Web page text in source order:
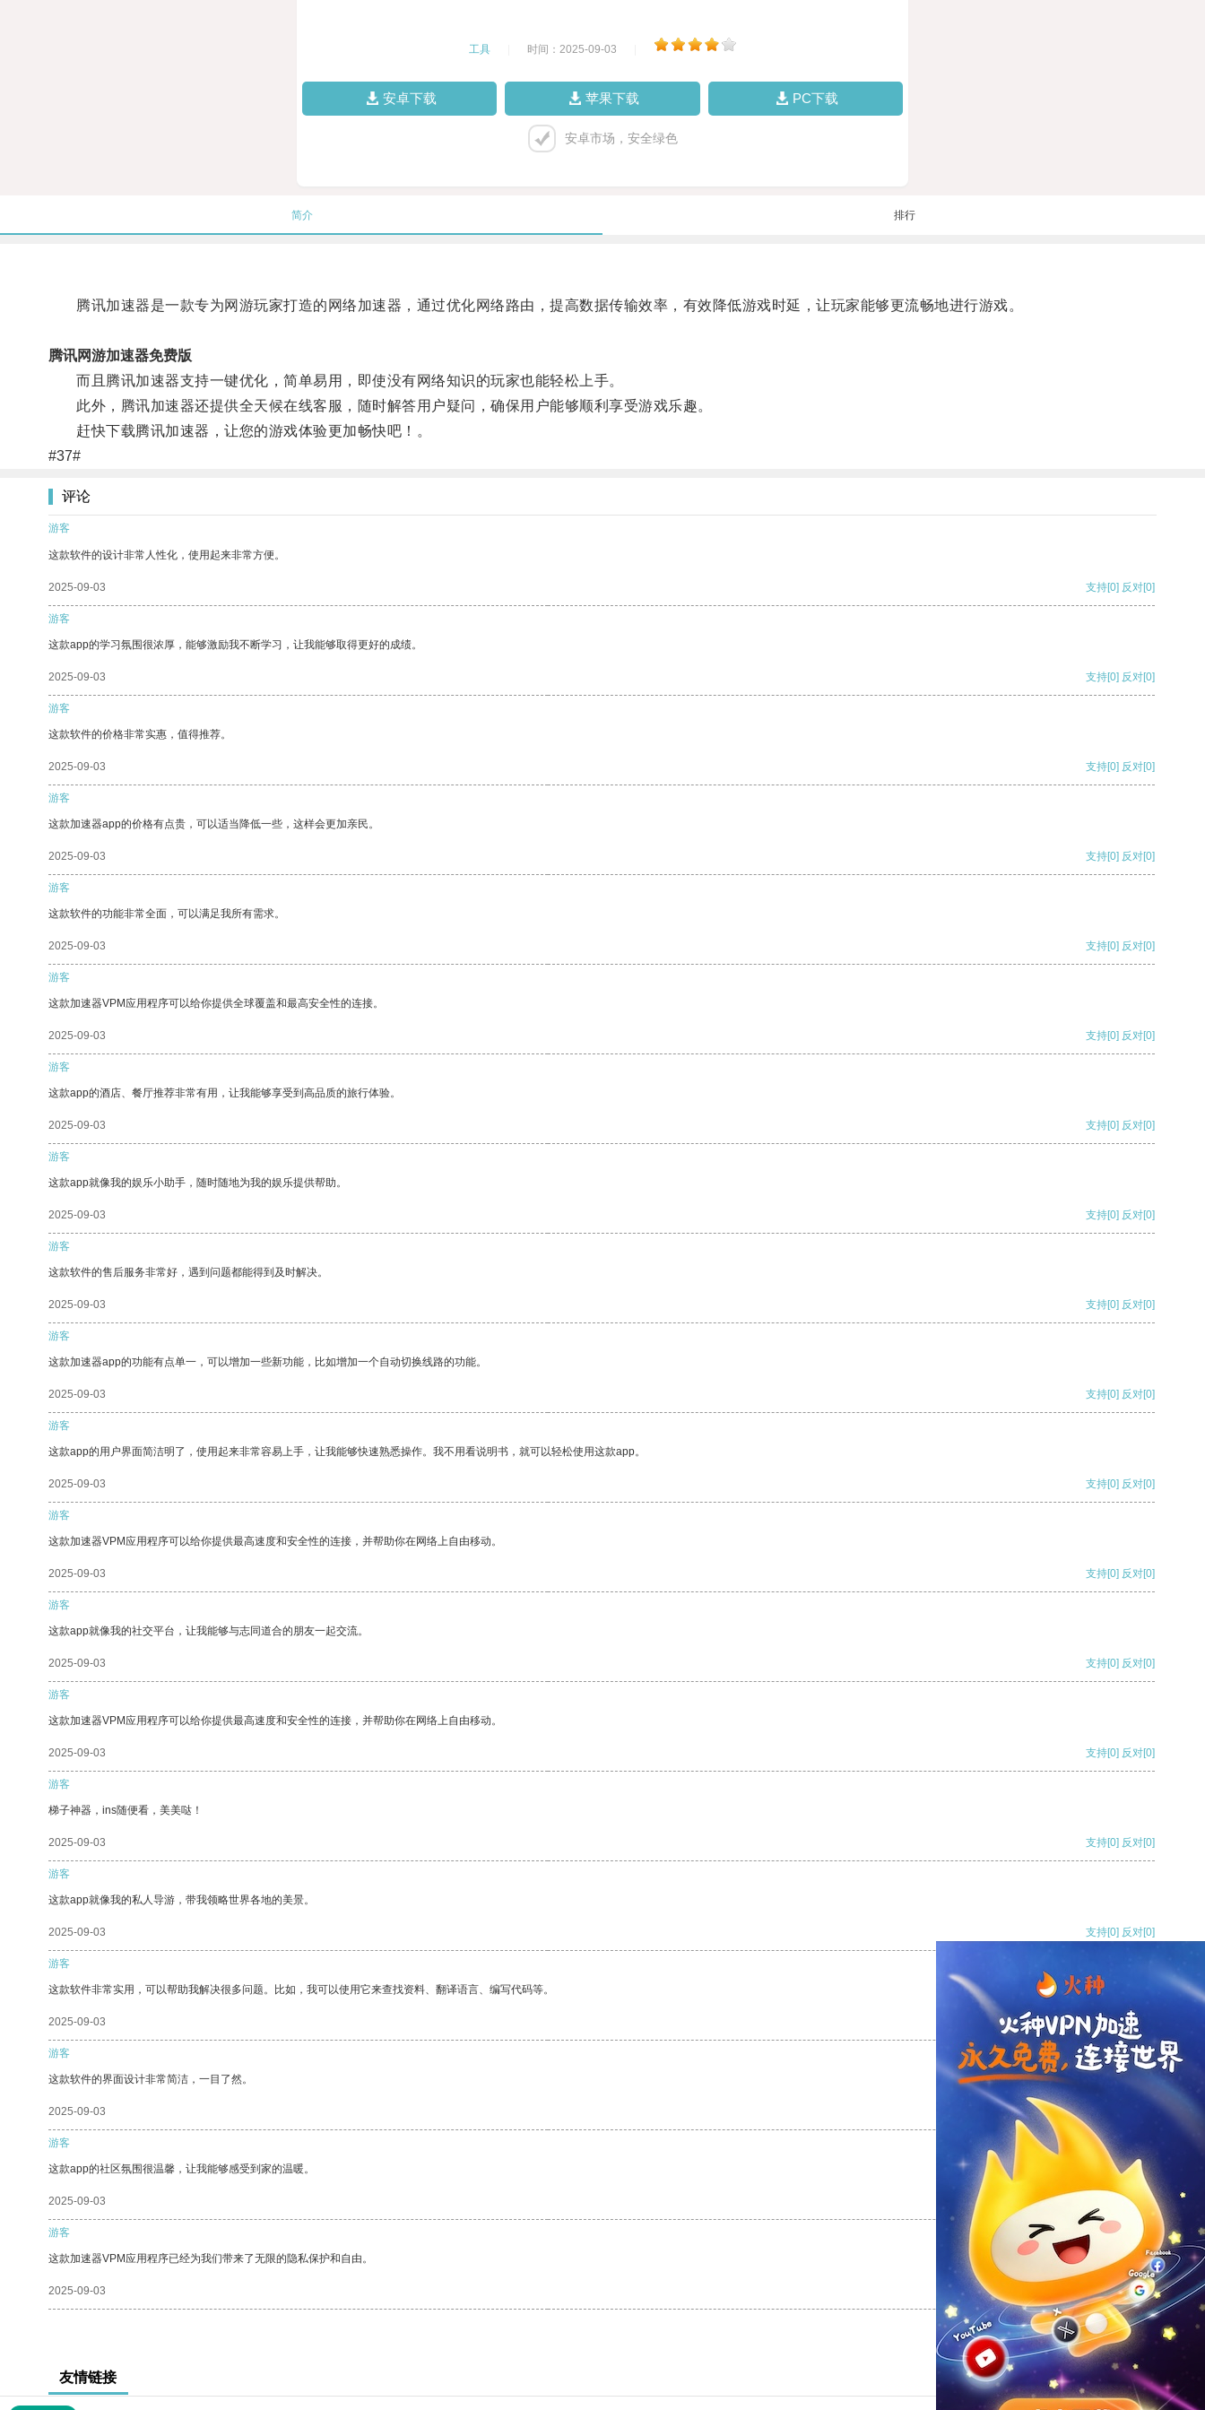
工具 时间：2025-09-03
安卓下载 苹果下载 PC下载
安卓市场，安全绿色
简介 排行
腾讯加速器是一款专为网游玩家打造的网络加速器，通过优化网络路由，提高数据传输效率，有效降低游戏时延，让玩家能够更流畅地进行游戏。
腾讯网游加速器免费版
而且腾讯加速器支持一键优化，简单易用，即使没有网络知识的玩家也能轻松上手。
此外，腾讯加速器还提供全天候在线客服，随时解答用户疑问，确保用户能够顺利享受游戏乐趣。
赶快下载腾讯加速器，让您的游戏体验更加畅快吧！。
#37#
评论
游客
这款软件的设计非常人性化，使用起来非常方便。
2025-09-03 支持[0] 反对[0]
游客
这款app的学习氛围很浓厚，能够激励我不断学习，让我能够取得更好的成绩。
2025-09-03 支持[0] 反对[0]
游客
这款软件的价格非常实惠，值得推荐。
2025-09-03 支持[0] 反对[0]
游客
这款加速器app的价格有点贵，可以适当降低一些，这样会更加亲民。
2025-09-03 支持[0] 反对[0]
游客
这款软件的功能非常全面，可以满足我所有需求。
2025-09-03 支持[0] 反对[0]
游客
这款加速器VPM应用程序可以给你提供全球覆盖和最高安全性的连接。
2025-09-03 支持[0] 反对[0]
游客
这款app的酒店、餐厅推荐非常有用，让我能够享受到高品质的旅行体验。
2025-09-03 支持[0] 反对[0]
游客
这款app就像我的娱乐小助手，随时随地为我的娱乐提供帮助。
2025-09-03 支持[0] 反对[0]
游客
这款软件的售后服务非常好，遇到问题都能得到及时解决。
2025-09-03 支持[0] 反对[0]
游客
这款加速器app的功能有点单一，可以增加一些新功能，比如增加一个自动切换线路的功能。
2025-09-03 支持[0] 反对[0]
游客
这款app的用户界面简洁明了，使用起来非常容易上手，让我能够快速熟悉操作。我不用看说明书，就可以轻松使用这款app。
2025-09-03 支持[0] 反对[0]
游客
这款加速器VPM应用程序可以给你提供最高速度和安全性的连接，并帮助你在网络上自由移动。
2025-09-03 支持[0] 反对[0]
游客
这款app就像我的社交平台，让我能够与志同道合的朋友一起交流。
2025-09-03 支持[0] 反对[0]
游客
这款加速器VPM应用程序可以给你提供最高速度和安全性的连接，并帮助你在网络上自由移动。
2025-09-03 支持[0] 反对[0]
游客
梯子神器，ins随便看，美美哒！
2025-09-03 支持[0] 反对[0]
游客
这款app就像我的私人导游，带我领略世界各地的美景。
2025-09-03 支持[0] 反对[0]
游客
这款软件非常实用，可以帮助我解决很多问题。比如，我可以使用它来查找资料、翻译语言、编写代码等。
2025-09-03 支持[0] 反对
游客
这款软件的界面设计非常简洁，一目了然。
2025-09-03 支持
游客
这款app的社区氛围很温馨，让我能够感受到家的温暖。
2025-09-03 反对 [0]
游客
这款加速器VPM应用程序已经为我们带来了无限的隐私保护和自由。
2025-09-03 支持[0] 反对[0]
友情链接